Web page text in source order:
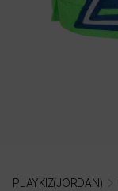
PLAYKIZ(JORDAN)